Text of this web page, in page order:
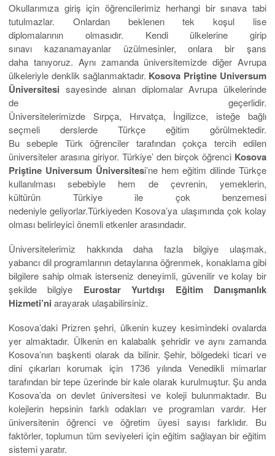
Okullarımıza giriş için öğrencilerimiz herhangi bir sınava tabi
tutulmazlar. Onlardan beklenen tek koşul lise
diplomalarının olmasıdır. Kendi ülkelerine girip
sınavı kazanamayanlar üzülmesinler, onlara bir şans
daha tanıyoruz. Aynı zamanda üniversitemizde diğer Avrupa
ülkeleriyle denklik sağlanmaktadır. Kosova Priştine Universum
Üniversitesi sayesinde alınan diplomalar Avrupa ülkelerinde
de geçerlidir.
Üniversitelerimizde Sırpça, Hırvatça, İngilizce, isteğe bağlı
seçmeli derslerde Türkçe eğitim görülmektedir.
Bu sebeple Türk öğrenciler tarafından çokça tercih edilen
üniversiteler arasına giriyor. Türkiye’ den birçok öğrenci Kosova
Priştine Universum Üniversitesi’ne hem eğitim dilinde Türkçe
kullanılması sebebiyle hem de çevrenin, yemeklerin,
kültürün Türkiye ile çok benzemesi
nedeniyle geliyorlar.Türkiyeden Kosova’ya ulaşımında çok kolay
olması belirleyici önemli etkenler arasındadır.
Üniversitelerimiz hakkında daha fazla bilgiye ulaşmak,
yabancı dil programlarının detaylarına öğrenmek, konaklama gibi
bilgilere sahip olmak isterseniz deneyimli, güvenilir ve kolay bir
şekilde bilgiye Eurostar Yurtdışı Eğitim Danışmanlık
Hizmeti’ni arayarak ulaşabilirsiniz.
Kosova’daki Prizren şehri, ülkenin kuzey kesimindeki ovalarda
yer almaktadır. Ülkenin en kalabalık şehridir ve aynı zamanda
Kosova’nın başkenti olarak da bilinir. Şehir, bölgedeki ticari ve
dini çıkarları korumak için 1736 yılında Venedikli mimarlar
tarafından bir tepe üzerinde bir kale olarak kurulmuştur. Şu anda
Kosova’da on devlet üniversitesi ve koleji bulunmaktadır. Bu
kolejlerin hepsinin farklı odakları ve programları vardır. Her
üniversitenin öğrenci ve öğretim üyesi sayısı farklıdır. Bu
faktörler, toplumun tüm seviyeleri için eğitim sağlayan bir eğitim
sistemi yaratır.